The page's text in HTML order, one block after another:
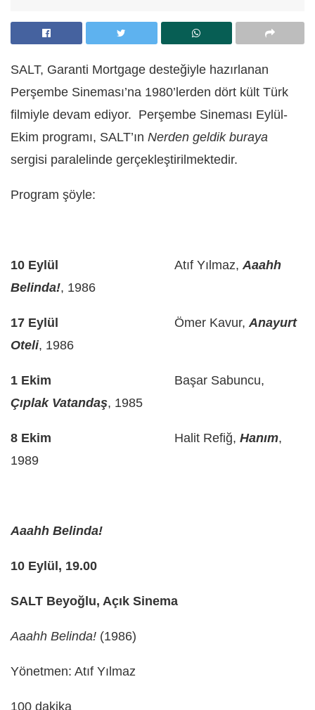
SALT, Garanti Mortgage desteğiyle hazırlanan
Perşembe Sineması’na 1980’lerden dört kült Türk
filmiyle devam ediyor. Perşembe Sineması Eylül-
Ekim programı, SALT’ın Nerden geldik buraya
sergisi paralelinde gerçekleştirilmektedir.
Program şöyle:
10 Eylül Atıf Yılmaz,Aaahh
Belinda!, 1986
17 Eylül Ömer Kavur,Anayurt
Oteli, 1986
1 Ekim Başar Sabuncu,
Çıplak Vatandaş, 1985
8 Ekim Halit Refiğ, Hanım,
1989
Aaahh Belinda!
10 Eylül, 19.00
SALT Beyoğlu, Açık Sinema
Aaahh Belinda! (1986)
Yönetmen: Atıf Yılmaz
100 dakika